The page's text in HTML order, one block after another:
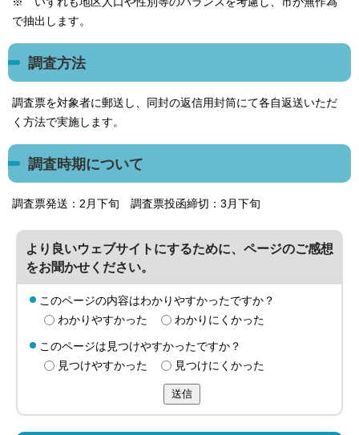
で抽出します。
調査方法
調査票を対象者に郵送し、同封の返信用封筒にて各自返送いただ
く方法で実施します。
調査時期について
調査票発送：2月下旬 調査票投函締切：3月下旬
より良いウェブサイトにするために、ページのご感想
をお聞かせください。
このページの内容はわかりやすかったですか？
わかりやすかった
わかりにくかった
このページは見つけやすかったですか？
見つけやすかった
見つけにくかった
送信